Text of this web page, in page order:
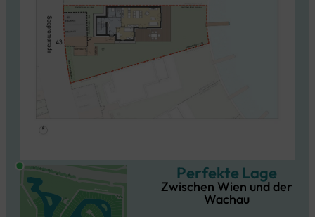
Perfekte Lage
Zwischen Wien und der
Wachau